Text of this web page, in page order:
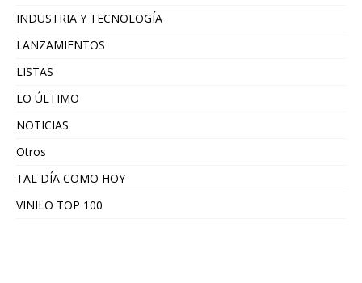
INDUSTRIA Y TECNOLOGÍA
LANZAMIENTOS
LISTAS
LO ÚLTIMO
NOTICIAS
Otros
TAL DÍA COMO HOY
VINILO TOP 100